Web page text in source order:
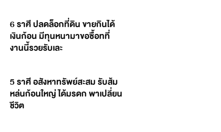
6 ราศี ปลดล็อกที่ดิน ขายกินได้
เงินก้อน มีทุนหนามาขอซื้อทที่
งานนี้รวยรับเละ
5 ราศี อสังหาทรัพย์สะสม รับส้ม
หล่นก้อนใหญ่ ได้มรดก พาเปลี่ยน
ชีวิต